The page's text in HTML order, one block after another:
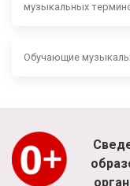
музыкальных
Обучающие